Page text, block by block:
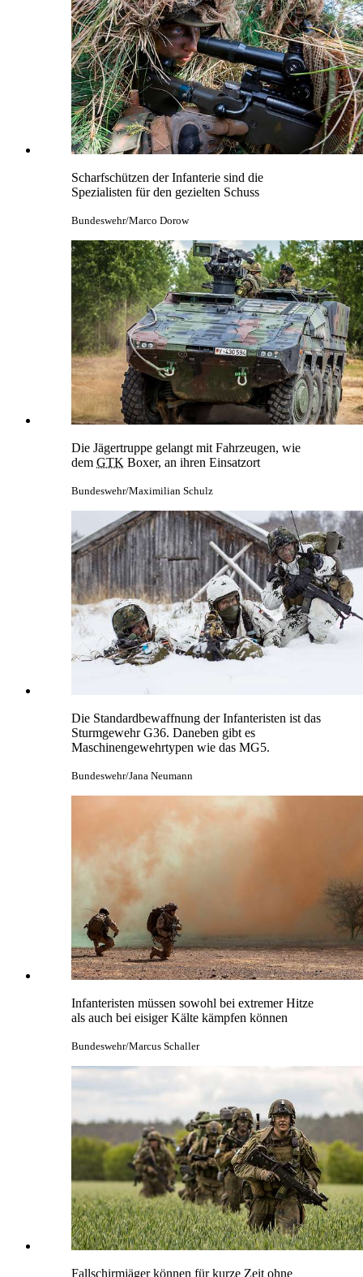
Scharfschützen der Infanterie sind die
Spezialisten für den gezielten Schuss
Bundeswehr/Marco Dorow
Die Jägertruppe gelangt mit Fahrzeugen, wie
dem GTK Boxer, an ihren Einsatzort
Bundeswehr/Maximilian Schulz
Die Standardbewaffnung der Infanteristen ist das
Sturmgewehr G36. Daneben gibt es
Maschinengewehrtypen wie das MG5.
Bundeswehr/Jana Neumann
Infanteristen müssen sowohl bei extremer Hitze
als auch bei eisiger Kälte kämpfen können
Bundeswehr/Marcus Schaller
Fallschirmjäger können für kurze Zeit ohne